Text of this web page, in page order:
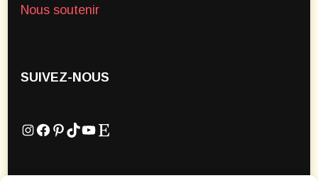
Nous soutenir
SUIVEZ-NOUS
Instagram
Facebook
Pinterest
TikTok
YouTube